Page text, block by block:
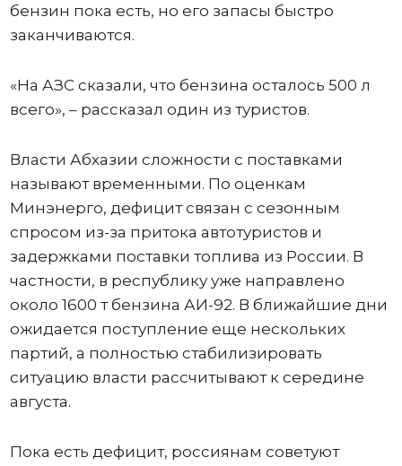
бензин пока есть, но его запасы быстро
заканчиваются.
«На АЗС сказали, что бензина осталось 500 л
всего», – рассказал один из туристов.
Власти Абхазии сложности с поставками
называют временными. По оценкам
Минэнерго, дефицит связан с сезонным
спросом из-за притока автотуристов и
задержками поставки топлива из России. В
частности, в республику уже направлено
около 1600 т бензина АИ-92. В ближайшие дни
ожидается поступление еще нескольких
партий, а полностью стабилизировать
ситуацию власти рассчитывают к середине
августа.
Пока есть дефицит, россиянам советуют